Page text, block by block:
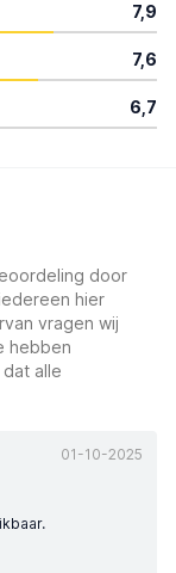
7,9
7,6
6,7
door
hier
vragen wij
hebben
alle
01-10-2025